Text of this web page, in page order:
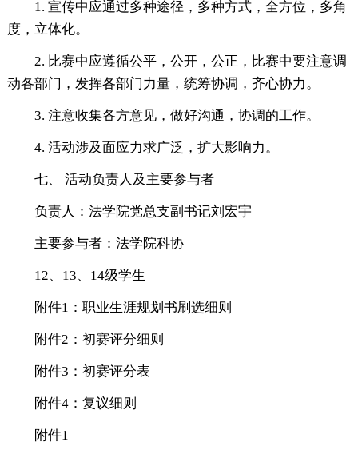
1. 宣传中应通过多种途径，多种方式，全方位，多角
度，立体化。
2. 比赛中应遵循公平，公开，公正，比赛中要注意调
动各部门，发挥各部门力量，统筹协调，齐心协力。
3. 注意收集各方意见，做好沟通，协调的工作。
4. 活动涉及面应力求广泛，扩大影响力。
七、 活动负责人及主要参与者
负责人：法学院党总支副书记刘宏宇
主要参与者：法学院科协
12、13、14级学生
附件1：职业生涯规划书刷选细则
附件2：初赛评分细则
附件3：初赛评分表
附件4：复议细则
附件1